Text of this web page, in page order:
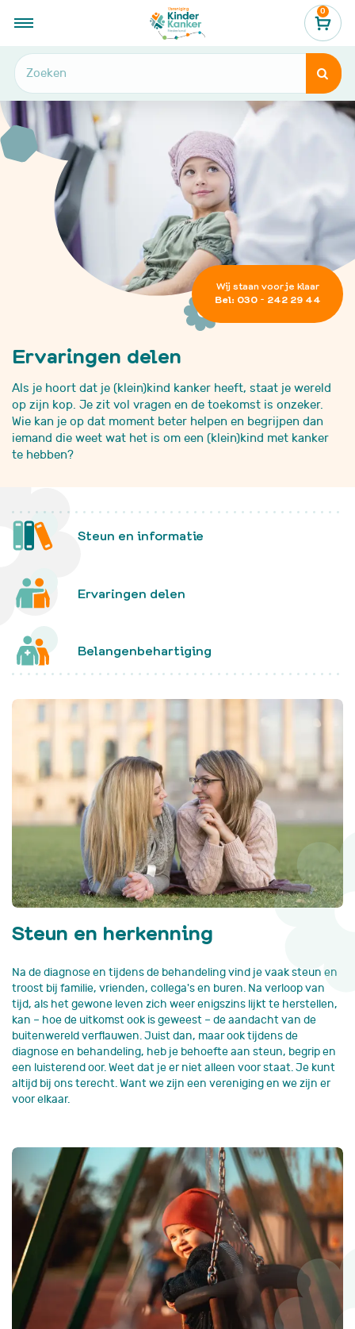
0

Ervaringen delen
Wij staan voor je klaar
Bel: 030 - 242 29 44
Ervaringen delen
Als je hoort dat je (klein)kind kanker heeft, staat je wereld
op zijn kop. Je zit vol vragen en de toekomst is onzeker.
Wie kan je op dat moment beter helpen en begrijpen dan
iemand die weet wat het is om een (klein)kind met kanker
te hebben?
Steun en informatie
Ervaringen delen
Belangenbehartiging
Steun en herkenning
Na de diagnose en tijdens de behandeling vind je vaak steun en
troost bij familie, vrienden, collega's en buren. Na verloop van
tijd, als het gewone leven zich weer enigszins lijkt te herstellen,
kan – hoe de uitkomst ook is geweest – de aandacht van de
buitenwereld verflauwen. Juist dan, maar ook tijdens de
diagnose en behandeling, heb je behoefte aan steun, begrip en
een luisterend oor. Weet dat je er niet alleen voor staat. Je kunt
altijd bij ons terecht. Want we zijn een vereniging en we zijn er
voor elkaar.